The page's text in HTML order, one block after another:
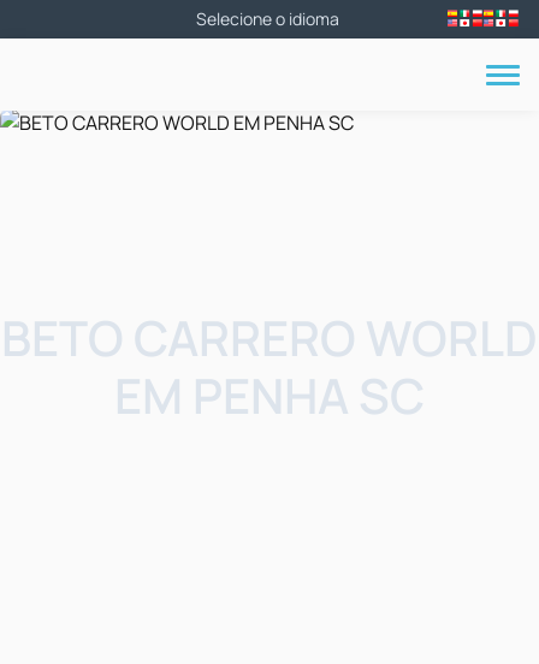
BETO CARRERO WORLD
EM PENHA SC